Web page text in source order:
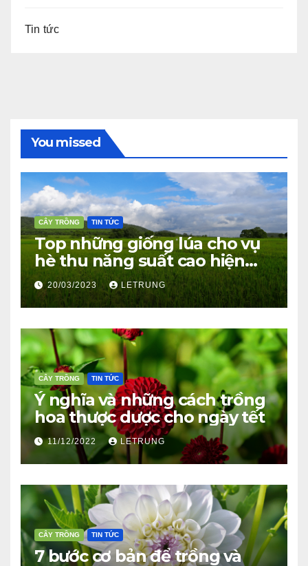
Tin tức
You missed
CÂY TRỒNG TIN TỨC
Top những giống lúa cho vụ
hè thu năng suất cao hiện
nay
20/03/2023 LETRUNG
CÂY TRỒNG TIN TỨC
Ý nghĩa và những cách trồng
hoa thược dược cho ngày tết
11/12/2022 LETRUNG
CÂY TRỒNG TIN TỨC
7 bước cơ bản để trồng và